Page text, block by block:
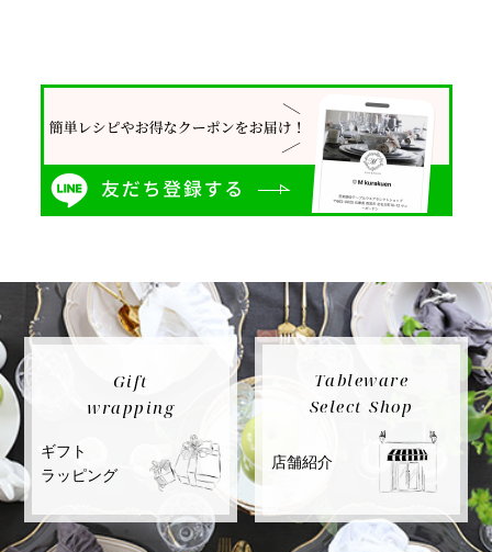
Gift
wrapping
ギフト
ラッピング
Tableware
Select Shop
店舗紹介